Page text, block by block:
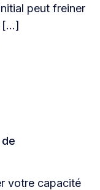
peut freiner
[…]
votre capacité